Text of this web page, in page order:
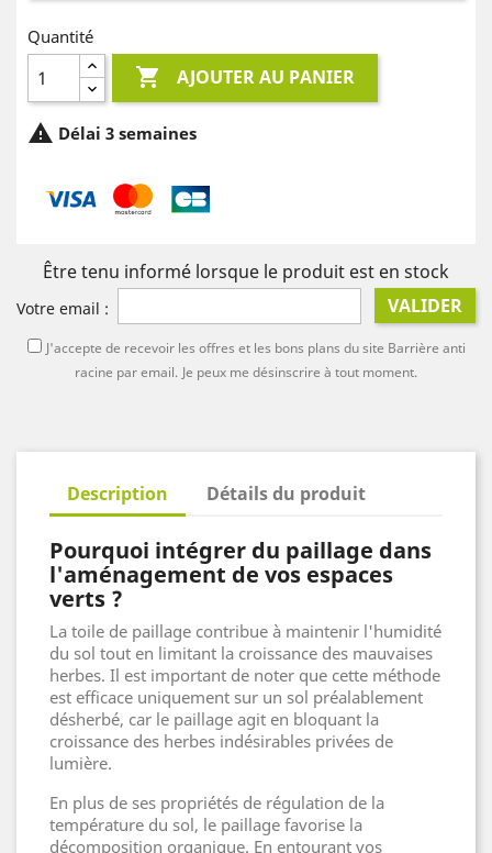
Quantité
 AJOUTER AU PANIER
 Délai 3 semaines
Être tenu informé lorsque le produit est en stock
Votre email : VALIDER
J'accepte de recevoir les offres et les bons plans du site Barrière anti
racine par email. Je peux me désinscrire à tout moment.
Description Détails du produit
Pourquoi intégrer du paillage dans
l'aménagement de vos espaces
verts ?
La toile de paillage contribue à maintenir l'humidité
du sol tout en limitant la croissance des mauvaises
herbes. Il est important de noter que cette méthode
est efficace uniquement sur un sol préalablement
désherbé, car le paillage agit en bloquant la
croissance des herbes indésirables privées de
lumière.
En plus de ses propriétés de régulation de la
température du sol, le paillage favorise la
décomposition organique. En entourant vos